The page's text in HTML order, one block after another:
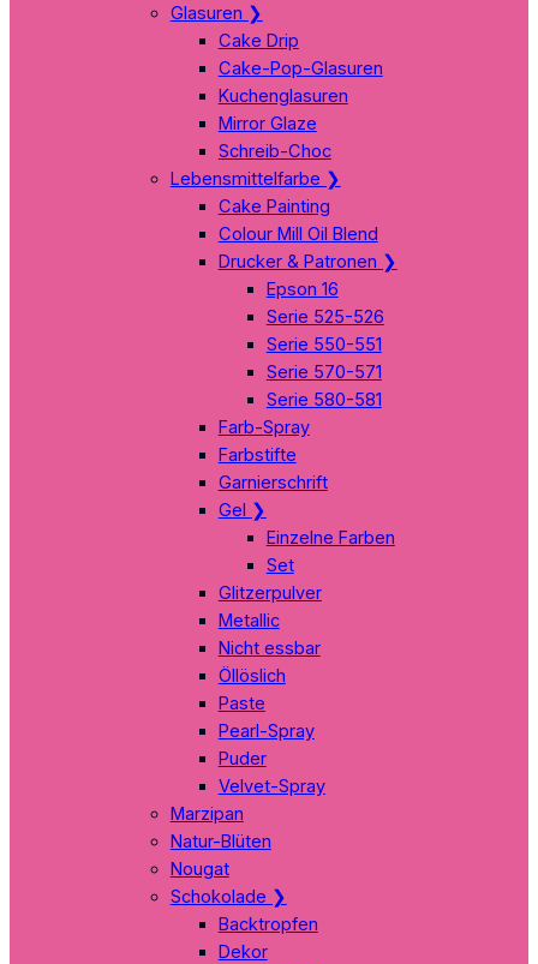
Glasuren ❯
Cake Drip
Cake-Pop-Glasuren
Kuchenglasuren
Mirror Glaze
Schreib-Choc
Lebensmittelfarbe ❯
Cake Painting
Colour Mill Oil Blend
Drucker & Patronen ❯
Epson 16
Serie 525-526
Serie 550-551
Serie 570-571
Serie 580-581
Farb-Spray
Farbstifte
Garnierschrift
Gel ❯
Einzelne Farben
Set
Glitzerpulver
Metallic
Nicht essbar
Öllöslich
Paste
Pearl-Spray
Puder
Velvet-Spray
Marzipan
Natur-Blüten
Nougat
Schokolade ❯
Backtropfen
Dekor